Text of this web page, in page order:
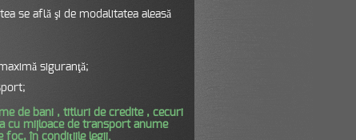
se află şi de modalitatea aleasă
siguranţă;
de bani , titluri de credite , cecuri
cu mijloace de transport anume
foc, în condiţiile legii.